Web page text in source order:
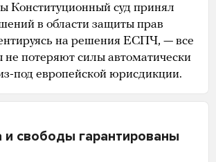
Конституционный суд принял
в области защиты прав
на решения ЕСПЧ, — все
не потеряют силы автоматически
под европейской юрисдикции.
и свободы гарантированы